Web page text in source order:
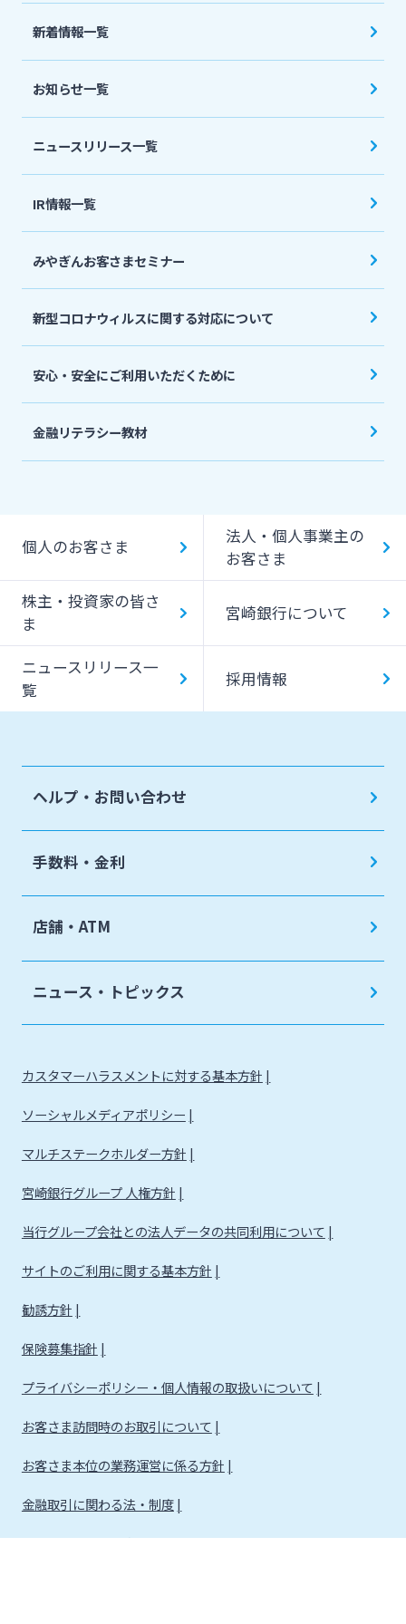
法人・個人事業主のお客さま
宮崎銀行について
ニュースリリース一覧
採用情報
お問い合わせ先一覧
新着情報一覧
お知らせ一覧
ニュースリリース一覧
IR情報一覧
みやぎんお客さまセミナー
新型コロナウィルスに関する対応について
安心・安全にご利用いただくために
金融リテラシー教材
個人のお客さま
法人・個人事業主の
お客さま
株主・投資家の皆さ
ま
宮崎銀行について
ニュースリリース一
覧
採用情報
ヘルプ・お問い合わせ
手数料・金利
店舗・ATM
ニュース・トピックス
カスタマーハラスメントに対する基本方針
ソーシャルメディアポリシー
マルチステークホルダー方針
宮崎銀行グループ 人権方針
当行グループ会社との法人データの共同利用について
サイトのご利用に関する基本方針
勧誘方針
保険募集指針
プライバシーポリシー・個人情報の取扱いについて
お客さま訪問時のお取引について
お客さま本位の業務運営に係る方針
金融取引に関わる法・制度
金融取引に関わる方針